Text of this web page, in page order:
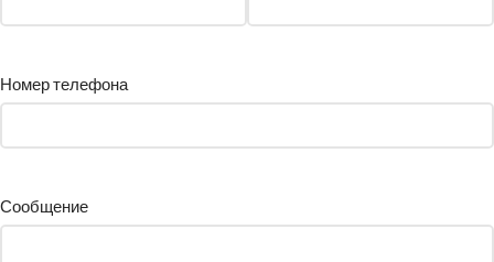
Номер телефона
Сообщение